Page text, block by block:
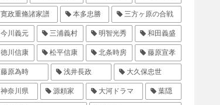
寛政重脩諸家譜 本多忠勝 三方ヶ原の合戦
今川義元 三浦義村 明智光秀 和田義盛
徳川信康 松平信康 北条時房 藤原宣孝
藤原為時 浅井長政 大久保忠世
神奈川県 源頼家 大河ドラマ 葉隠